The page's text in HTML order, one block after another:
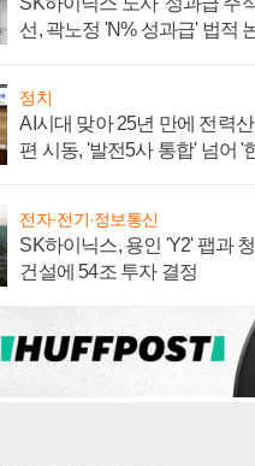
선, 곽노정 'N% 성과급' 법적
정치
AI시대 맞아 25년 만에 전력
편 시동, '발전5사 통합' 넘어 '
전자·전기·정보통신
SK하이닉스, 용인 'Y2' 팹과
건설에 54조 투자 결정